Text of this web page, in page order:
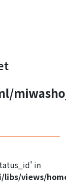
in
libs/views/
in
libs/views/
libs/views/
in
views/